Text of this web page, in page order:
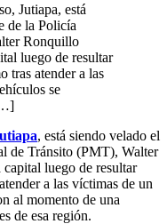
Jutiapa, está
de la Policía
Ronquillo
luego de resultar
tras atender a las
se
, está siendo velado el
de Tránsito (PMT), Walter
luego de resultar
a las víctimas de un
al momento de una
de esa región.